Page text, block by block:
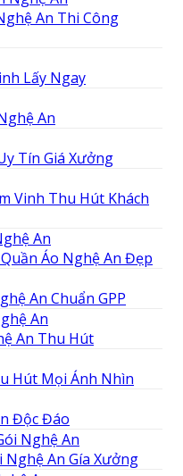
An Thi Công
Lấy Ngay
An
Tín Giá Xưởng
Vinh Thu Hút Khách
Áo Nghệ An Đẹp
An Chuẩn GPP
An Thu Hút
Hút Mọi Ánh Nhìn
Độc Đáo
An Gía Xưởng